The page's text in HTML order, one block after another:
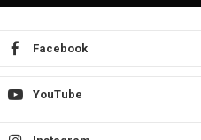
Facebook
YouTube